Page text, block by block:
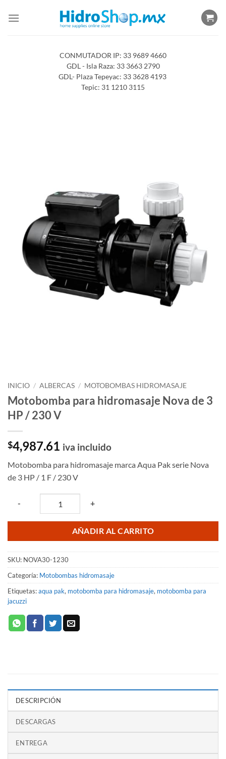
CONMUTADOR IP: 33 9689 4660
GDL - Isla Raza: 33 3663 2790
GDL- Plaza Tepeyac: 33 3628 4193
Tepic: 31 1210 3115
INICIO / ALBERCAS / MOTOBOMBAS HIDROMASAJE
Motobomba para hidromasaje Nova de 3
HP / 230 V
$4,987.61 iva incluido
Motobomba para hidromasaje marca Aqua Pak serie Nova
de 3 HP / 1 F / 230 V
- +
AÑADIR AL CARRITO
SKU: NOVA30-1230
Categoría: Motobombas hidromasaje
Etiquetas:aqua pak, motobomba para hidromasaje, motobomba para
jacuzzi
DESCRIPCIÓN
DESCARGAS
ENTREGA